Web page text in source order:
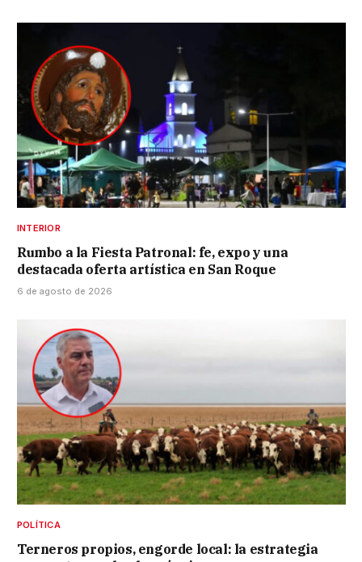
INTERIOR
Rumbo a la Fiesta Patronal: fe, expo y una
destacada oferta artística en San Roque
6 de agosto de 2026
POLÍTICA
Terneros propios, engorde local: la estrategia